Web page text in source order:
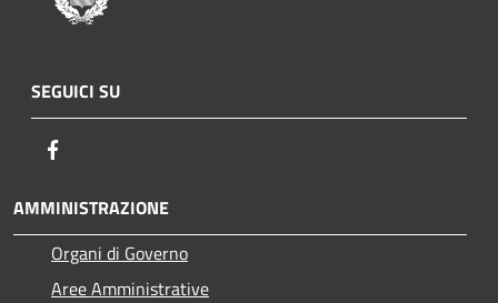
SEGUICI SU
AMMINISTRAZIONE
Organi di Governo
Aree Amministrative